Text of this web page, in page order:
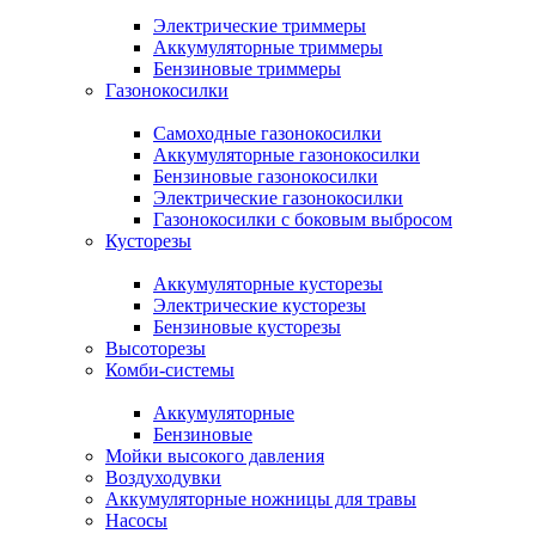
Электрические триммеры
Аккумуляторные триммеры
Бензиновые триммеры
Газонокосилки
Самоходные газонокосилки
Аккумуляторные газонокосилки
Бензиновые газонокосилки
Электрические газонокосилки
Газонокосилки с боковым выбросом
Кусторезы
Аккумуляторные кусторезы
Электрические кусторезы
Бензиновые кусторезы
Высоторезы
Комби-системы
Аккумуляторные
Бензиновые
Мойки высокого давления
Воздуходувки
Аккумуляторные ножницы для травы
Насосы